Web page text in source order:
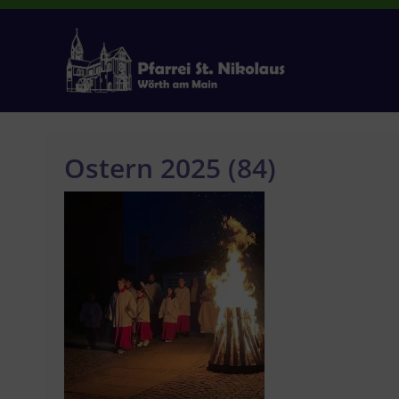
Zum
Ostern 2025 (84)